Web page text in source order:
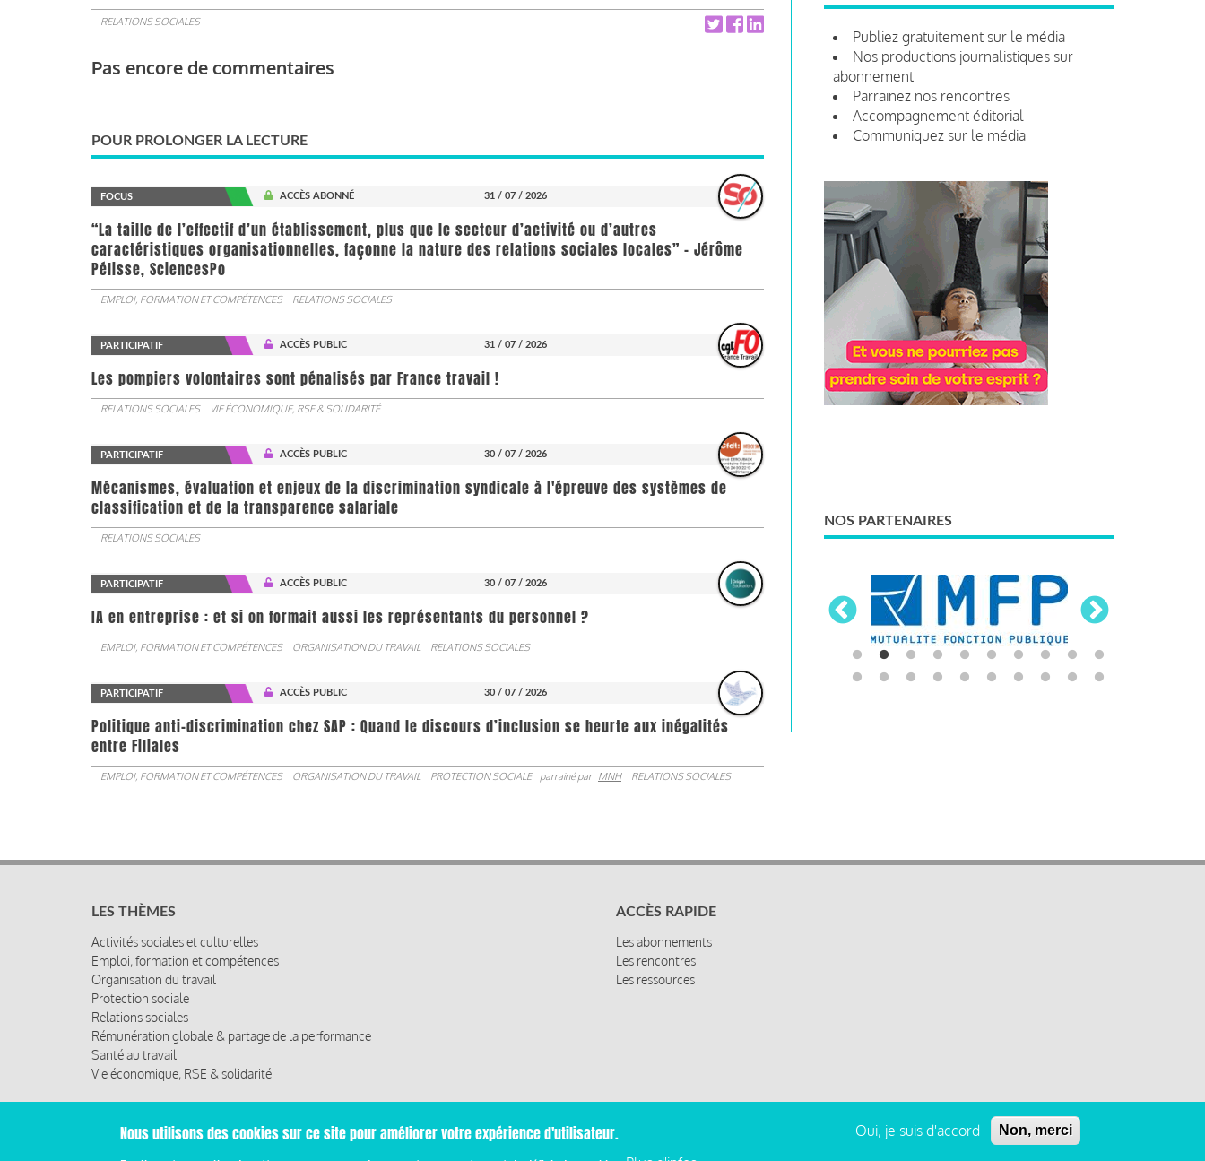
RELATIONS SOCIALES
Pas encore de commentaires
POUR PROLONGER LA LECTURE
FOCUS ACCÈS ABONNÉ 31 / 07 / 2026
“La taille de l’effectif d’un établissement, plus que le secteur d’activité ou d’autres
caractéristiques organisationnelles, façonne la nature des relations sociales locales” - Jérôme
Pélisse, SciencesPo
EMPLOI, FORMATION ET COMPÉTENCES RELATIONS SOCIALES
PARTICIPATIF ACCÈS PUBLIC 31 / 07 / 2026
Les pompiers volontaires sont pénalisés par France travail !
RELATIONS SOCIALES VIE ÉCONOMIQUE, RSE & SOLIDARITÉ
PARTICIPATIF ACCÈS PUBLIC 30 / 07 / 2026
Mécanismes, évaluation et enjeux de la discrimination syndicale à l'épreuve des systèmes de
classification et de la transparence salariale
RELATIONS SOCIALES
PARTICIPATIF ACCÈS PUBLIC 30 / 07 / 2026
IA en entreprise : et si on formait aussi les représentants du personnel ?
EMPLOI, FORMATION ET COMPÉTENCES ORGANISATION DU TRAVAIL RELATIONS SOCIALES
PARTICIPATIF ACCÈS PUBLIC 30 / 07 / 2026
Politique anti-discrimination chez SAP : Quand le discours d’inclusion se heurte aux inégalités
entre Filiales
EMPLOI, FORMATION ET COMPÉTENCES ORGANISATION DU TRAVAIL PROTECTION SOCIALE parrainé par MNH RELATIONS SOCIALES
Publiez gratuitement sur le média
Nos productions journalistiques sur
abonnement
Parrainez nos rencontres
Accompagnement éditorial
Communiquez sur le média
NOS PARTENAIRES
LES THÈMES
Activités sociales et culturelles
Emploi, formation et compétences
Organisation du travail
Protection sociale
Relations sociales
Rémunération globale & partage de la performance
Santé au travail
Vie économique, RSE & solidarité
ACCÈS RAPIDE
Les abonnements
Les rencontres
Les ressources
Mentions légales et condition générale d’utilisation et d’abonnement
Nous utilisons des cookies sur ce site pour améliorer votre expérience d'utilisateur. Oui, je suis d'accord Non, merci